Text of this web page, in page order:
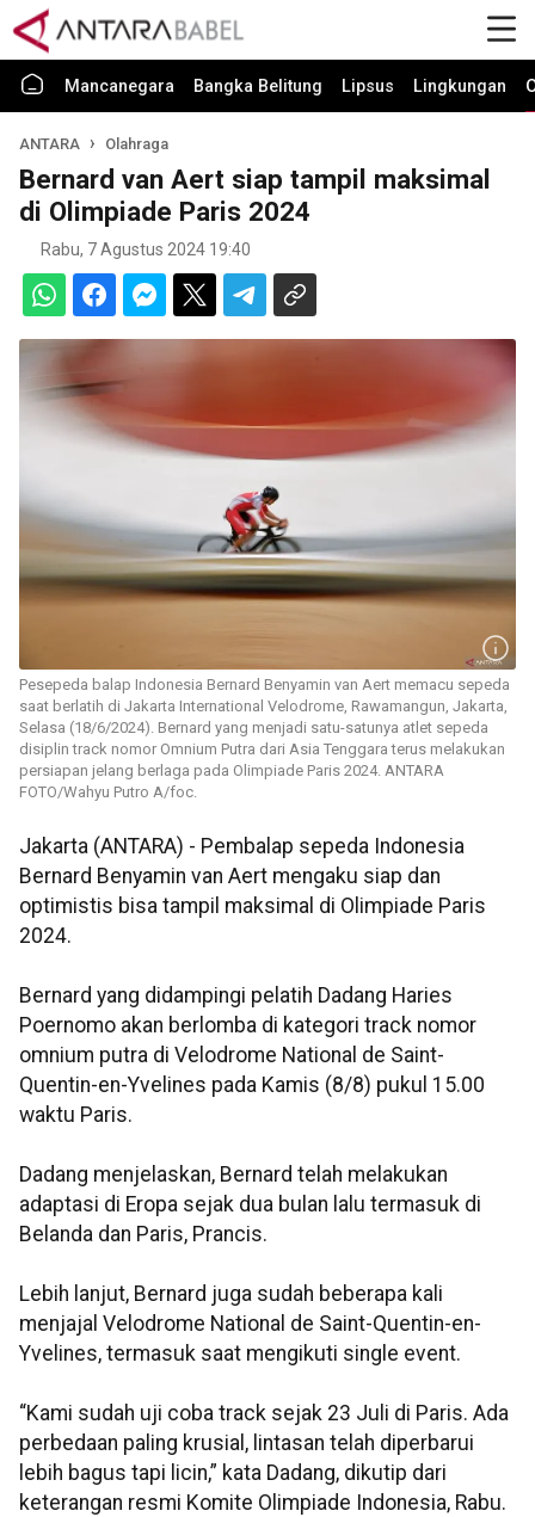
Mancanegara Bangka Belitung Lipsus Lingkungan
ANTARA Olahraga
Bernard van Aert siap tampil maksimal
di Olimpiade Paris 2024
Rabu, 7 Agustus 2024 19:40
Pesepeda balap Indonesia Bernard Benyamin van Aert memacu sepeda
saat berlatih di Jakarta International Velodrome, Rawamangun, Jakarta,
Selasa (18/6/2024). Bernard yang menjadi satu-satunya atlet sepeda
disiplin track nomor Omnium Putra dari Asia Tenggara terus melakukan
persiapan jelang berlaga pada Olimpiade Paris 2024. ANTARA
FOTO/Wahyu Putro A/foc.
Jakarta (ANTARA) - Pembalap sepeda Indonesia
Bernard Benyamin van Aert mengaku siap dan
optimistis bisa tampil maksimal di Olimpiade Paris
2024.
Bernard yang didampingi pelatih Dadang Haries
Poernomo akan berlomba di kategori track nomor
omnium putra di Velodrome National de Saint-
Quentin-en-Yvelines pada Kamis (8/8) pukul 15.00
waktu Paris.
Dadang menjelaskan, Bernard telah melakukan
adaptasi di Eropa sejak dua bulan lalu termasuk di
Belanda dan Paris, Prancis.
Lebih lanjut, Bernard juga sudah beberapa kali
menjajal Velodrome National de Saint-Quentin-en-
Yvelines, termasuk saat mengikuti single event.
“Kami sudah uji coba track sejak 23 Juli di Paris. Ada
perbedaan paling krusial, lintasan telah diperbarui
lebih bagus tapi licin,” kata Dadang, dikutip dari
keterangan resmi Komite Olimpiade Indonesia, Rabu.